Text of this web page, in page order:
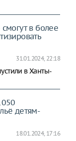
в более
31.01.2024, 22:18
в Ханты-
детям-
18.01.2024, 17:16